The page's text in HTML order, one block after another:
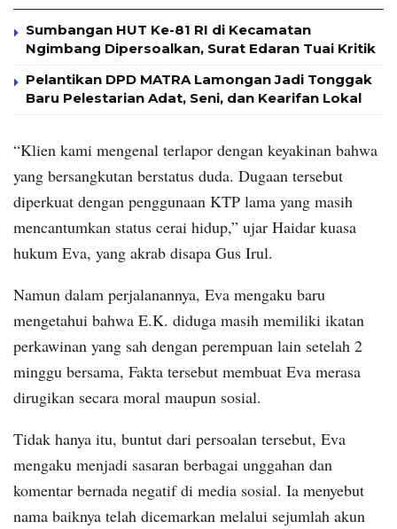
Sumbangan HUT Ke-81 RI di Kecamatan
Ngimbang Dipersoalkan, Surat Edaran Tuai Kritik
Pelantikan DPD MATRA Lamongan Jadi Tonggak
Baru Pelestarian Adat, Seni, dan Kearifan Lokal
“Klien kami mengenal terlapor dengan keyakinan bahwa
yang bersangkutan berstatus duda. Dugaan tersebut
diperkuat dengan penggunaan KTP lama yang masih
mencantumkan status cerai hidup,” ujar Haidar kuasa
hukum Eva, yang akrab disapa Gus Irul.
Namun dalam perjalanannya, Eva mengaku baru
mengetahui bahwa E.K. diduga masih memiliki ikatan
perkawinan yang sah dengan perempuan lain setelah 2
minggu bersama, Fakta tersebut membuat Eva merasa
dirugikan secara moral maupun sosial.
Tidak hanya itu, buntut dari persoalan tersebut, Eva
mengaku menjadi sasaran berbagai unggahan dan
komentar bernada negatif di media sosial. Ia menyebut
nama baiknya telah dicemarkan melalui sejumlah akun